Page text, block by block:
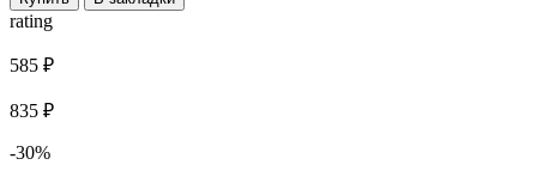
rating
585 ₽
835 ₽
-30%